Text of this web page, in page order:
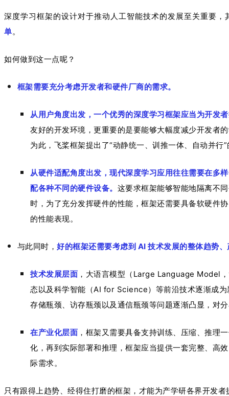
深度学习框架的设计对于推动人工智能技术的发展至关重要，
单。
如何做到这一点呢？
框架需要充分考虑开发者和硬件厂商的需求。
从用户角度出发，一个优秀的深度学习框架应当为开发
友好的开发环境，更重要的是要能够大幅度减少开发者
为此，飞桨框架提出了“动静统一、训推一体、自动并行
从硬件适配角度出发，现代深度学习应用往往需要在多
配各种不同的硬件设备。 这要求框架能够智能地隔离不
时，为了充分发挥硬件的性能，框架还需要具备软硬件
的性能表现。
与此同时，好的框架还需要考虑到 AI 技术发展的整体趋势
技术发展层面 ，大语言模型（Large Language Model
态以及科学智能（AI for Science）等前沿技术逐渐成
存储瓶颈、访存瓶颈以及通信瓶颈等问题逐渐凸显，对
在产业化层面 ，框架又需要具备支持训练、压缩、推理
化，再到实际部署和推理，框架应当提供一套完整、高
际需求。
只有跟得上趋势、经得住打磨的框架，才能为产学研各界开发